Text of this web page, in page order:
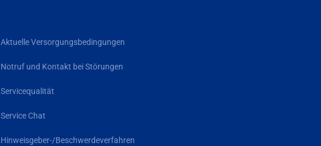
Aktuelle Versorgungsbedingungen
Notruf und Kontakt bei Störungen
Servicequalität
Service Chat
Hinweisgeber-/Beschwerdeverfahren